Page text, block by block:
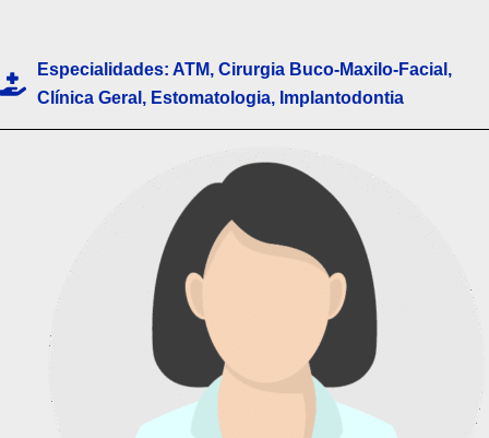
Especialidades: ATM, Cirurgia Buco-Maxilo-Facial ,
Clínica Geral , Estomatologia, Implantodontia